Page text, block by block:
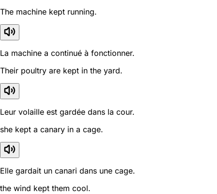
The machine kept running.
La machine a continué à fonctionner.
Their poultry are kept in the yard.
Leur volaille est gardée dans la cour.
she kept a canary in a cage.
Elle gardait un canari dans une cage.
the wind kept them cool.